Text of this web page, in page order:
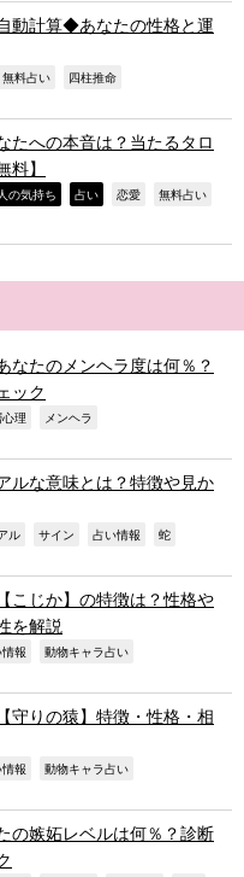
動計算◆あなたの性格と運
無料占い 四柱推命
たへの本音は？当たるタロ
料】
の気持ち 占い 恋愛 無料占い
なたのメンヘラ度は何％？
ック
心理 メンヘラ
ルな意味とは？特徴や見か
ル サイン 占い情報 蛇
こじか】の特徴は？性格や
を解説
情報 動物キャラ占い
守りの猿】特徴・性格・相
情報 動物キャラ占い
の嫉妬レベルは何％？診断